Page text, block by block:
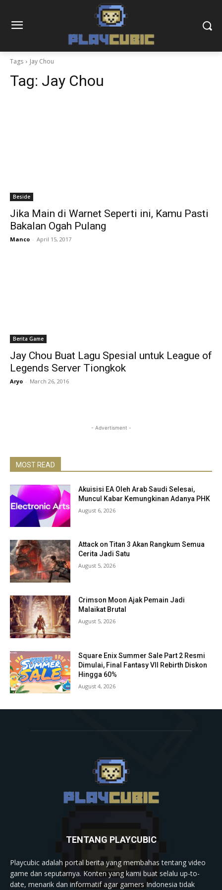
Tags Jay Chou
Tag: Jay Chou
Beside
Jika Main di Warnet Seperti ini, Kamu Pasti
Bakalan Ogah Pulang
Manco - April 15, 2017
Berita Game
Jay Chou Buat Lagu Spesial untuk League of
Legends Server Tiongkok
Aryo - March 26, 2016
- Advertisment -
MOST READ
Akuisisi EA Oleh Arab Saudi Selesai,
Muncul Kabar Kemungkinan Adanya PHK
August 6, 2026
Attack on Titan 3 Akan Rangkum Semua
Cerita Jadi Satu
August 5, 2026
Crimson Moon Ajak Pemain Jadi
Malaikat Brutal
August 5, 2026
Square Enix Summer Sale Part 2 Resmi
Dimulai, Final Fantasy VII Rebirth Diskon
Hingga 60%
August 4, 2026
TENTANG PLAYCUBIC
Playcubic adalah portal berita yang membahas tentang video
game dan seputarnya. Konten yang kami buat selalu up-to-
date, menarik dan informatif agar gamers Indonesia tidak